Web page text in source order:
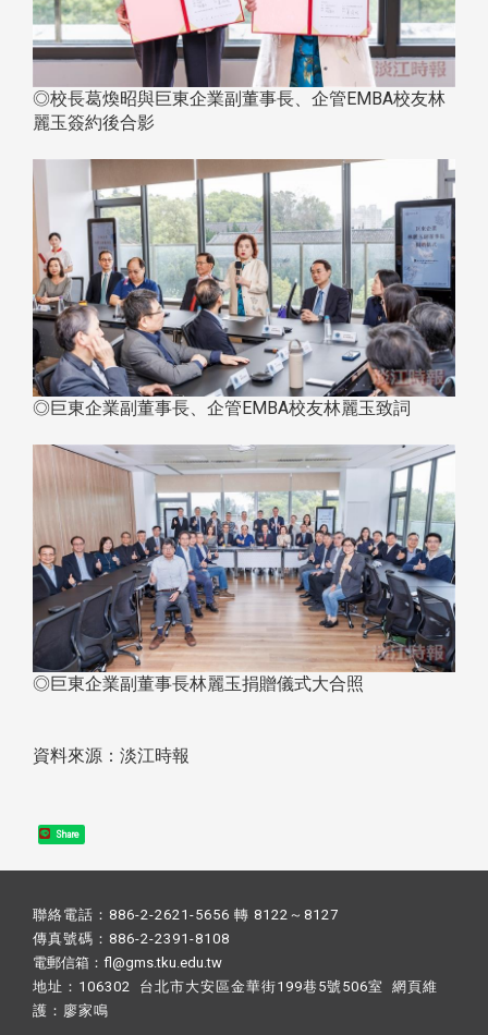
◎校長葛煥昭與巨東企業副董事長、企管EMBA校友林
麗玉簽約後合影
◎巨東企業副董事長、企管EMBA校友林麗玉致詞
◎巨東企業副董事長林麗玉捐贈儀式大合照
資料來源：淡江時報
Share
聯絡電話：886-2-2621-5656 轉 8122～8127
傳真號碼：886-2-2391-8108
電郵信箱：fl@gms.tku.edu.tw
地址：106302 台北市大安區金華街199巷5號506室 網頁維
護： 廖家鳴​